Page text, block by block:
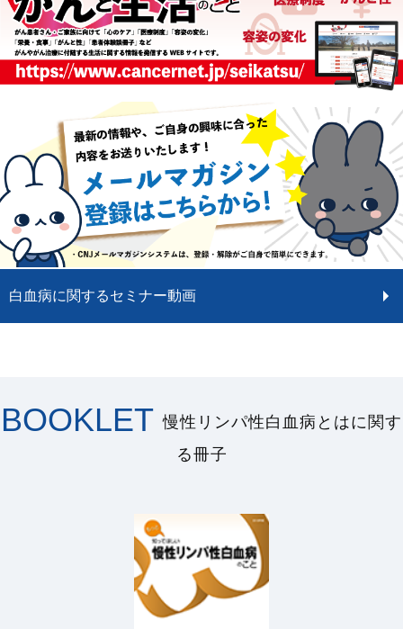
白血病に関するセミナー動画
BOOKLET 慢性リンパ性白血病とはに関す
る冊子